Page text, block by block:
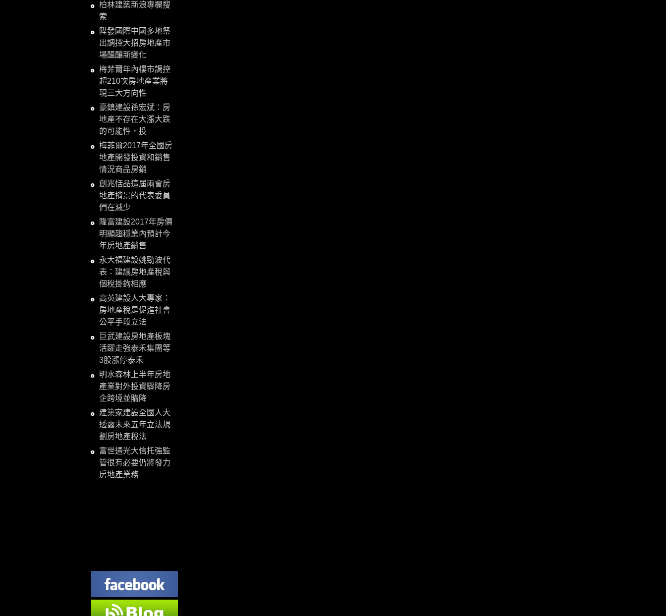
柏林建築新浪專欄搜
索
陞發國際中國多地祭
出調控大招房地產市
場醞釀新變化
梅菲爾年內樓市調控
超210次房地產業將
現三大方向性
豪鎮建設孫宏斌：房
地產不存在大漲大跌
的可能性，投
梅菲爾2017年全國房
地產開發投資和銷售
情況商品房銷
創兆恬品這屆兩會房
地產揹景的代表委員
們在減少
隆富建設2017年房價
明顯趨穩業內預計今
年房地產銷售
永大福建設姚勁波代
表：建議房地產稅與
個稅掛鉤相應
高英建設人大專家：
房地產稅是促進社會
公平手段立法
巨武建設房地產板塊
活躍走強泰禾集團等
3股漲停泰禾
明水森林上半年房地
產業對外投資驟降房
企跨境並購降
建築家建設全國人大
透露未來五年立法規
劃房地產稅法
富世通光大信托強監
管很有必要仍將發力
房地產業務